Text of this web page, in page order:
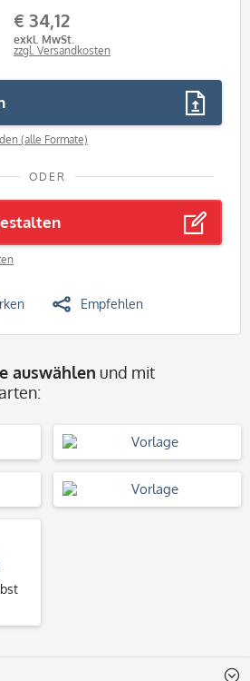
€ 34,12
exkl. MwSt.
zzgl. Versandkosten
(alle Formate)
ODER
Empfehlen
auswählen und mit